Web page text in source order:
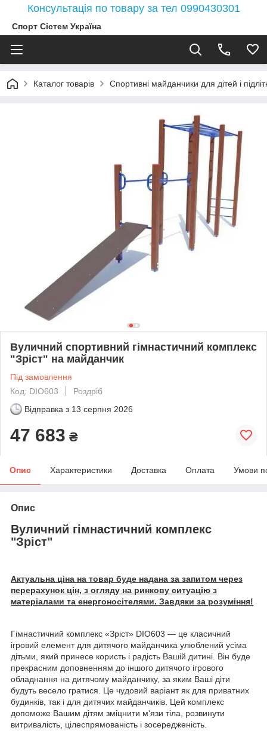
Консультація по товару за тел 0990430301
Спорт Сістем Україна
Каталог товарів Спортивні майданчики для дітей і
Вуличний спортивний гімнастичний комплекс
"Зріст" на майданчик
Під замовлення
Код: DIO603
Роздріб
Відправка з 13 серпня 2026
47 683 ₴
Опис Характеристики Доставка Оплата Умови
Опис
Вуличний гімнастичний комплекс
"Зріст"
Актуальна ціна на товар буде надана за запитом через
перерахунок цін, з огляду на ринкову ситуацію з
матеріалами та енергоносітелями. Завдяки за розуміння!
Гімнастичний комплекс «Зріст» DIO603 — це класичний
ігровий елемент для дитячого майданчика улюблений усіма
дітьми, який принесе користь і радість Вашій дитині. Він буде
прекрасним доповненням до іншого дитячого ігрового
обладнання на дитячому майданчику, за яким Ваші діти
будуть весело гратися. Це чудовий варіант як для приватних
будинків, так і для дитячих майданчиків. Цей комплекс
допоможе Вашим дітям зміцнити м'язи тіла, розвинути
витривалість, цілеспрямованість і зосередженість.